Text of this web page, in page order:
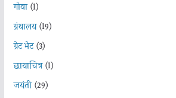
गोवा(1)
ग्रंथालय(19)
ग्रेट भेट(3)
छायाचित्र(1)
जयंती(29)